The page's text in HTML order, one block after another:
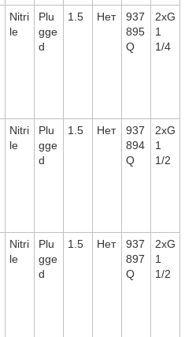
Nitri
le
Plu
gge
d
1.5 Нет
937
895
Q
2xG
1
1/4
Nitri
le
Plu
gge
d
1.5 Нет
937
894
Q
2xG
1
1/2
Nitri
le
Plu
gge
d
1.5 Нет
937
897
Q
2xG
1
1/2